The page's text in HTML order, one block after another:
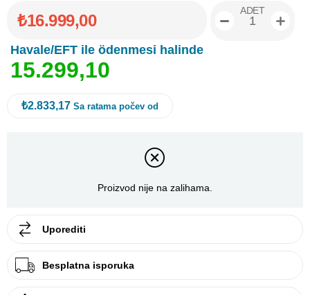
₺16.999,00
Havale/EFT ile ödenmesi halinde
15.299,10
ADET
₺2.833,17 Sa ratama počev od
Proizvod nije na zalihama.
Uporediti
Besplatna isporuka